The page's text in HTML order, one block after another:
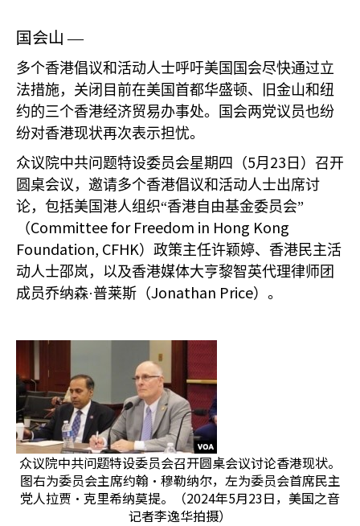
国会山 —
多个香港倡议和活动人士呼吁美国国会尽快通过立
法措施，关闭目前在美国首都华盛顿、旧金山和纽
约的三个香港经济贸易办事处。国会两党议员也纷
纷对香港现状再次表示担忧。
众议院中共问题特设委员会星期四（5月 23 日）召开
圆桌会议，邀请多个香港倡议和活动人士出席讨
论，包括美国港人组织“香港自由基金委员会”
（Committee for Freedom in Hong Kong
Foundation, CFHK）政策主任许颖婷、香港民主活
动人士邵岚，以及香港媒体大亨黎智英代理律师团
成员乔纳森·普莱斯（Jonathan Price）。
众议院中共问题特设委员会召开圆桌会议讨论香港现状。
图右为委员会主席约翰·穆勒纳尔，左为委员会首席民主
党人拉贾·克里希纳莫提。（2024年5月23日，美国之音
记者李逸华拍摄）